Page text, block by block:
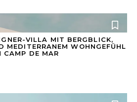
VILLA MIT BERGBLICK,
MEDITERRANEM WOHNGEFÜHL
CAMP DE MAR